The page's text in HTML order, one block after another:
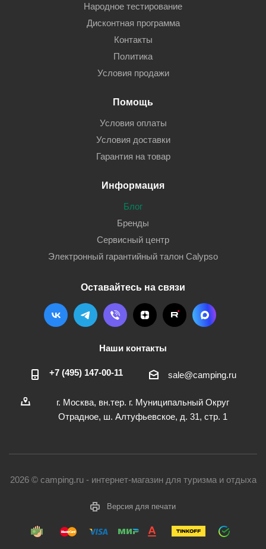
Народное тестирование
Дисконтная программа
Контакты
Политика
Условия продажи
Помощь
Условия оплаты
Условия доставки
Гарантия на товар
Информация
Блог
Бренды
Сервисный центр
Электронный гарантийный талон Calypso
Оставайтесь на связи
Наши контакты
+7 (495) 147-00-11 sale@camping.ru
г. Москва, вн.тер. г. Муниципальный Округ
Отрадное, ш. Алтуфьевское, д. 31, стр. 1
2026 © camping.ru - интернет-магазин для туризма и отдыха
Версия для печати